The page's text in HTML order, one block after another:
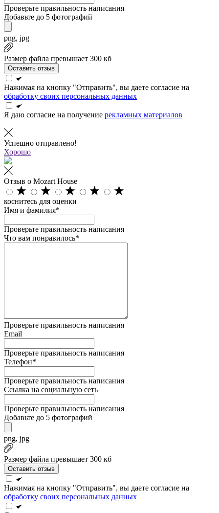
Проверьте правильность написания
Добавьте до 5 фотографий
png, jpg
Размер файла превышает 300 кб
Оставить отзыв
Нажимая на кнопку "Отправить", вы даете согласие на
обработку своих персональных данных
Я даю согласие на получение рекламных материалов
Успешно отправлено!
Хорошо
Отзыв о Mozart House
коснитесь для оценки
Имя и фамилия*
Проверьте правильность написания
Что вам понравилось*
Проверьте правильность написания
Email
Проверьте правильность написания
Телефон*
Проверьте правильность написания
Ссылка на социальную сеть
Проверьте правильность написания
Добавьте до 5 фотографий
png, jpg
Размер файла превышает 300 кб
Оставить отзыв
Нажимая на кнопку "Отправить", вы даете согласие на
обработку своих персональных данных